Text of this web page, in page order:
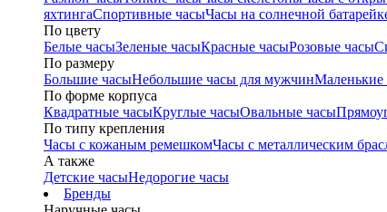
яхтингаСпортивные часыЧасы на солнечной
По цвету
Белые часыЗеленые часыКрасные часыРозовые часы
По размеру
Большие часыНебольшие часы для мужчин
По форме корпуса
Квадратные часыКруглые часыОвальные часы
По типу крепления
Часы с кожаным ремешкомЧасы с металлическим
А также
Детские часыНедорогие часы
Бренды